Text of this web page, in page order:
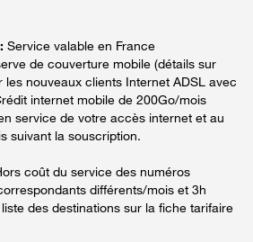
Service valable en France
de couverture mobile (détails sur
les nouveaux clients Internet ADSL avec
internet mobile de 200Go/mois
service de votre accès internet et au
suivant la souscription.
coût du service des numéros
différents/mois et 3h
des destinations sur la fiche tarifaire